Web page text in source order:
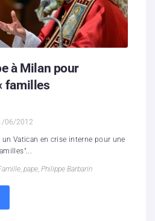
à Milan pour
familles
06/2012
Vatican en crise interne pour une
pape Philippe Barbarin